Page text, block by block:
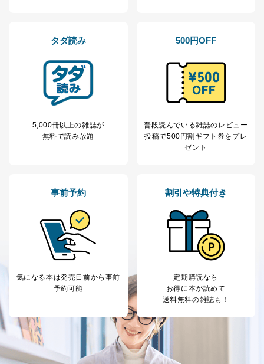
タダ読み
5,000冊以上の雑誌が
無料で読み放題
500円OFF
普段読んでいる雑誌のレビュー
投稿で500円割ギフト券をプレ
ゼント
事前予約
気になる本は発売日前から事前
予約可能
割引や特典付き
定期購読なら
お得に本が読めて
送料無料の雑誌も！